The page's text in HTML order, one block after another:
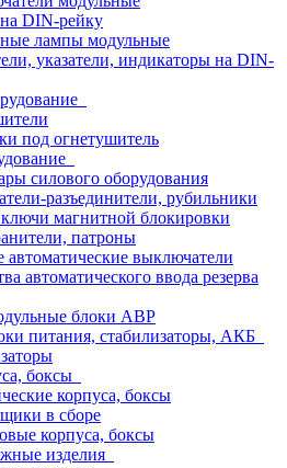
DIN-рейку
лампы модульные
указатели, индикаторы на DIN-
под огнетушитель
силового оборудования
разъединители, рубильники
магнитной блокировки
патроны
выключатели
автоматического ввода резерва
блоки АВР
питания, стабилизаторы, АКБ
боксы
корпуса, боксы
в сборе
корпуса, боксы
изделия